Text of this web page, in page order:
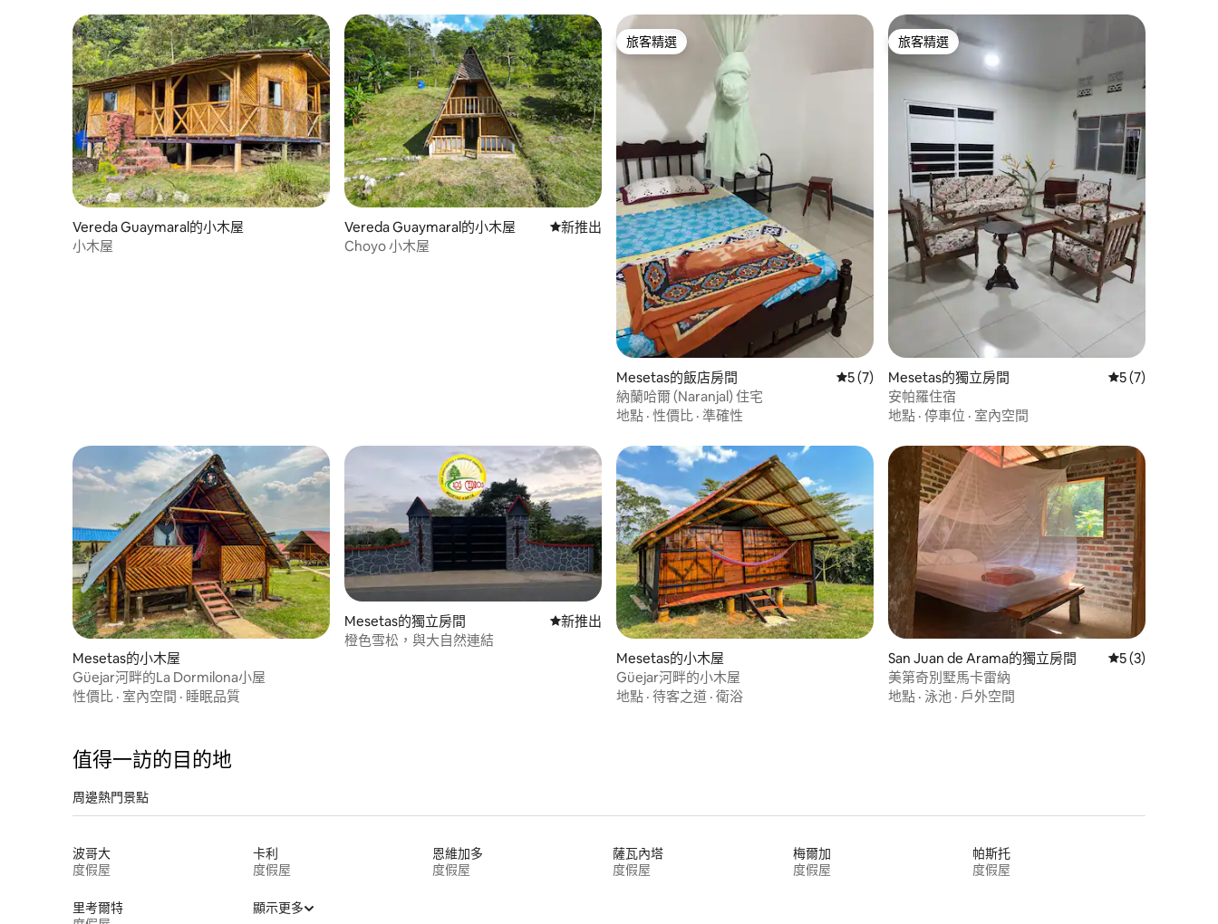
Vereda Guaymaral的小木屋
小木屋
Vereda Guaymaral的小木屋 新住處
新推出
Choyo 小木屋
旅客精選
旅客精選
Mesetas的飯店房間 從 7 則評價中獲得 5 的平均評分（滿分 5 分）
5 (7)
納蘭哈爾 (Naranjal) 住宅
地點 · 性價比 · 準確性
旅客精選
旅客精選
Mesetas的獨立房間 從 7 則評價中獲
5 (7)
安帕羅住宿
地點 · 停車位 · 室內空間
Mesetas的小木屋
Güejar河畔的La Dormilona小屋
性價比 · 室內空間 · 睡眠品質
Mesetas的獨立房間 新住處
新推出
橙色雪松，與大自然連結
Mesetas的小木屋
Güejar河畔的小木屋
地點 · 待客之道 · 衛浴
San Juan de Arama的獨立房間 從 3 則評價中獲
5 (3)
美第奇別墅馬卡雷納
地點 · 泳池 · 戶外空間
值得一訪的目的地
周邊熱門景點
波哥大
度假屋
卡利
度假屋
恩維加多
度假屋
薩瓦內塔
度假屋
梅爾加
度假屋
帕斯托
度假屋
里考爾特
顯示更多